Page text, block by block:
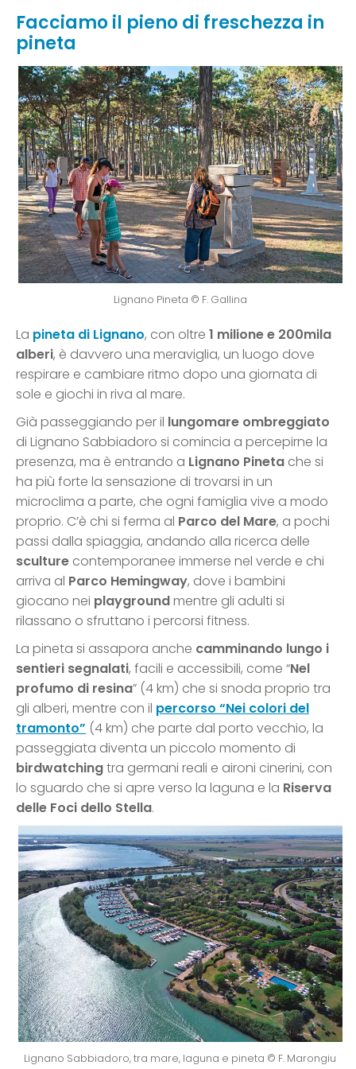
Facciamo il pieno di freschezza in
pineta
Lignano Pineta © F. Gallina
La pineta di Lignano, con oltre 1 milione e 200mila
alberi, è davvero una meraviglia, un luogo dove
respirare e cambiare ritmo dopo una giornata di
sole e giochi in riva al mare.
Già passeggiando per il lungomare ombreggiato
di Lignano Sabbiadoro si comincia a percepirne la
presenza, ma è entrando a Lignano Pineta che si
ha più forte la sensazione di trovarsi in un
microclima a parte, che ogni famiglia vive a modo
proprio. C’è chi si ferma al Parco del Mare, a pochi
passi dalla spiaggia, andando alla ricerca delle
sculture contemporanee immerse nel verde e chi
arriva al Parco Hemingway, dove i bambini
giocano nei playgroundmentre gli adulti si
rilassano o sfruttano i percorsi fitness.
La pineta si assapora anche camminando lungo i
sentieri segnalati, facili e accessibili, come “Nel
profumo di resina” (4 km) che si snoda proprio tra
gli alberi, mentre con il percorso “Nei colori del
tramonto” (4 km) che parte dal porto vecchio, la
passeggiata diventa un piccolo momento di
birdwatchingtra germani reali e aironi cinerini, con
lo sguardo che si apre verso la laguna e la Riserva
delle Foci dello Stella.
Lignano Sabbiadoro, tra mare, laguna e pineta © F. Marongiu